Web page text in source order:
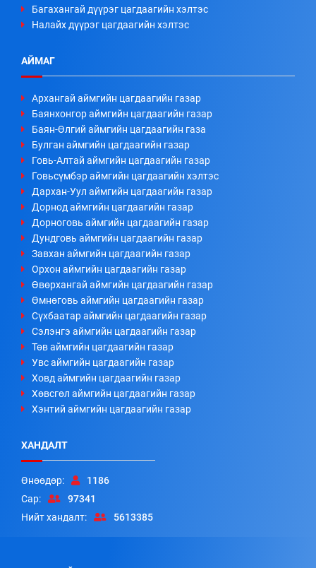
Багахангай дүүрэг цагдаагийн хэлтэс
Налайх дүүрэг цагдаагийн хэлтэс
АЙМАГ
Архангай аймгийн цагдаагийн газар
Баянхонгор аймгийн цагдаагийн газар
Баян-Өлгий аймгийн цагдаагийн газа
Булган аймгийн цагдаагийн газар
Говь-Алтай аймгийн цагдаагийн газар
Говьсүмбэр аймгийн цагдаагийн хэлтэс
Дархан-Уул аймгийн цагдаагийн газар
Дорнод аймгийн цагдаагийн газар
Дорноговь аймгийн цагдаагийн газар
Дундговь аймгийн цагдаагийн газар
Завхан аймгийн цагдаагийн газар
Орхон аймгийн цагдаагийн газар
Өвөрхангай аймгийн цагдаагийн газар
Өмнөговь аймгийн цагдаагийн газар
Сүхбаатар аймгийн цагдаагийн газар
Сэлэнгэ аймгийн цагдаагийн газар
Төв аймгийн цагдаагийн газар
Увс аймгийн цагдаагийн газар
Ховд аймгийн цагдаагийн газар
Хөвсгөл аймгийн цагдаагийн газар
Хэнтий аймгийн цагдаагийн газар
ХАНДАЛТ
Өнөөдөр:
1186
Сар:
97341
Нийт хандалт:
5613385